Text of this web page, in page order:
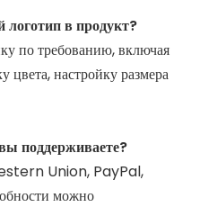
логотип в продукт?
по требованию, включая
цвета, настройку размера
поддерживаете?
Union, PayPal,
можно